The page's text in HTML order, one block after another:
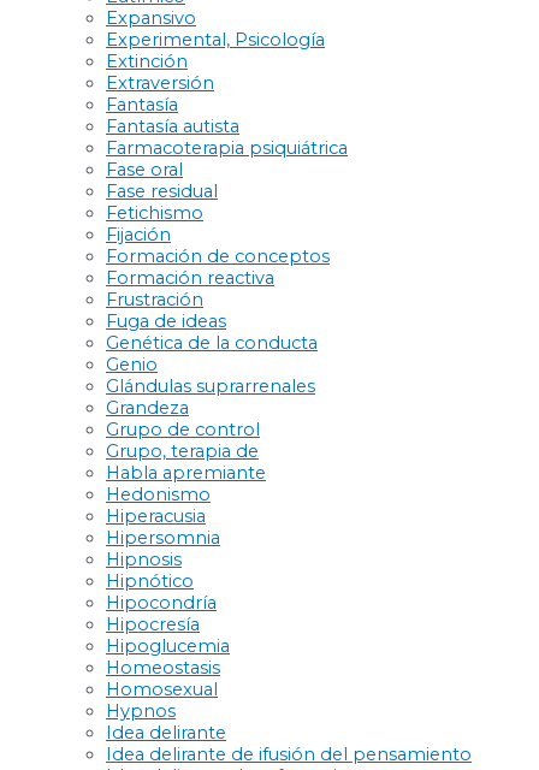
Expansivo
Experimental, Psicología
Extinción
Extraversión
Fantasía
Fantasía autista
Farmacoterapia psiquiátrica
Fase oral
Fase residual
Fetichismo
Fijación
Formación de conceptos
Formación reactiva
Frustración
Fuga de ideas
Genética de la conducta
Genio
Glándulas suprarrenales
Grandeza
Grupo de control
Grupo, terapia de
Habla apremiante
Hedonismo
Hiperacusia
Hipersomnia
Hipnosis
Hipnótico
Hipocondría
Hipocresía
Hipoglucemia
Homeostasis
Homosexual
Hypnos
Idea delirante
Idea delirante de ifusión del pensamiento